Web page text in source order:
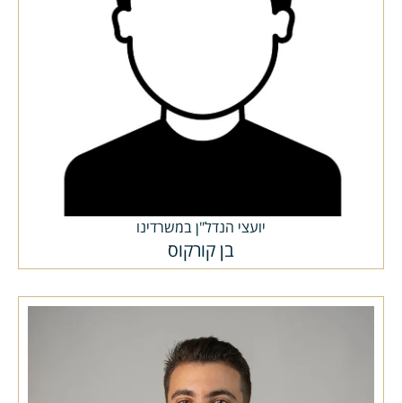
יועצי הנדל"ן במשרדינו
בן קורקוס